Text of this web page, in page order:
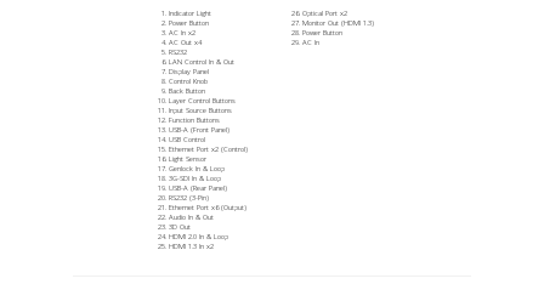
Indicator Light
Power Button
AC In x2
AC Out x4
RS232
LAN Control In & Out
Display Panel
Control Knob
Back Button
Layer Control Buttons
Input Source Buttons
Function Buttons
USB-A (Front Panel)
USB Control
Ethernet Port x2 (Control)
Light Sensor
Genlock In & Loop
3G-SDI In & Loop
USB-A (Rear Panel)
RS232 (3-Pin)
Ethernet Port x6 (Output)
Audio In & Out
3D Out
HDMI 2.0 In & Loop
HDMI 1.3 In x2
Optical Port x2
Monitor Out (HDMI 1.3)
Power Button
AC In